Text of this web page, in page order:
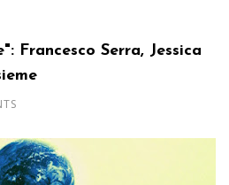
Francesco Serra, Jessica